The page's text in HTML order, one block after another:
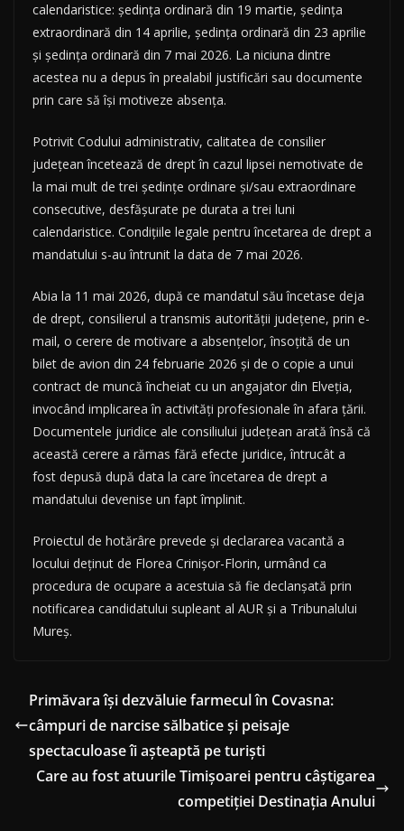
calendaristice: ședința ordinară din 19 martie, ședința
extraordinară din 14 aprilie, ședința ordinară din 23 aprilie
și ședința ordinară din 7 mai 2026. La niciuna dintre
acestea nu a depus în prealabil justificări sau documente
prin care să își motiveze absența.
Potrivit Codului administrativ, calitatea de consilier
județean încetează de drept în cazul lipsei nemotivate de
la mai mult de trei ședințe ordinare și/sau extraordinare
consecutive, desfășurate pe durata a trei luni
calendaristice. Condițiile legale pentru încetarea de drept a
mandatului s-au întrunit la data de 7 mai 2026.
Abia la 11 mai 2026, după ce mandatul său încetase deja
de drept, consilierul a transmis autorității județene, prin e-
mail, o cerere de motivare a absențelor, însoțită de un
bilet de avion din 24 februarie 2026 și de o copie a unui
contract de muncă încheiat cu un angajator din Elveția,
invocând implicarea în activități profesionale în afara țării.
Documentele juridice ale consiliului județean arată însă că
această cerere a rămas fără efecte juridice, întrucât a
fost depusă după data la care încetarea de drept a
mandatului devenise un fapt împlinit.
Proiectul de hotărâre prevede și declararea vacantă a
locului deținut de Florea Crinișor-Florin, urmând ca
procedura de ocupare a acestuia să fie declanșată prin
notificarea candidatului supleant al AUR și a Tribunalului
Mureș.
Primăvara își dezvăluie farmecul în Covasna:
câmpuri de narcise sălbatice și peisaje
spectaculoase îi așteaptă pe turiști
Care au fost atuurile Timișoarei pentru câștigarea
competiției Destinația Anului